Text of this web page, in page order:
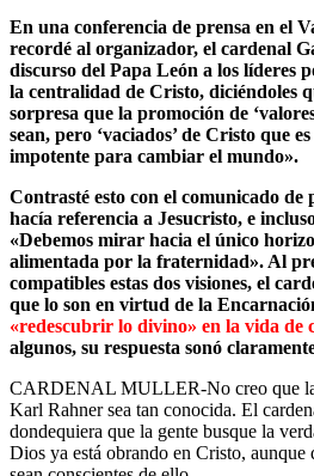
En una conferencia de prensa en el
recordé al organizador, el cardenal
discurso del Papa León a los líderes
la centralidad de Cristo, diciéndoles
sorpresa que la promoción de
sean, pero ‘vaciados’ de Cristo que
impotente para cambiar el mundo».
Contrasté esto con el comunicado de
hacía referencia a Jesucristo, e
«Debemos mirar hacia el único
alimentada por la fraternidad». Al
compatibles estas dos visiones, el
que lo son en virtud de la
«redescubrir lo divino» en la vida de
algunos, su respuesta sonó
CARDENAL MULLER-No creo que la
Karl Rahner sea tan conocida. El
dondequiera que la gente busque la
Dios ya está obrando en Cristo, aunque